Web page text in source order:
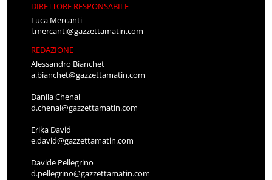
DIRETTORE RESPONSABILE
Luca Mercanti
l.mercanti@gazzettamatin.com
REDAZIONE
Alessandro Bianchet
a.bianchet@gazzettamatin.com
Danila Chenal
d.chenal@gazzettamatin.com
Erika David
e.david@gazzettamatin.com
Davide Pellegrino
d.pellegrino@gazzettamatin.com